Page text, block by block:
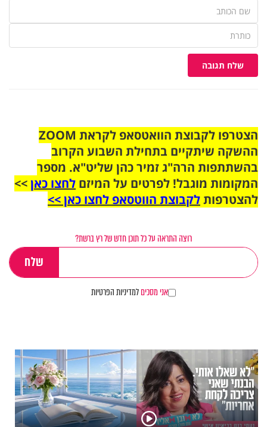
שלח תגובה
הצטרפו לקבוצת הוואטסאפ לקראת ZOOM
ההשקה שיתקיים בתחילת השבוע הקרוב
בהשתתפות הרה"ג זמיר כהן שליט"א. מספר
המקומות מוגבל! לפרטים על המיזם לחצו כאן>>
להצטרפותלקבוצת הווטסאפ לחצו כאן >>
רוצה התראה על כל תוכן חדש של רץ ברשת?
אני מסכיםלמדיניות הפרטיות